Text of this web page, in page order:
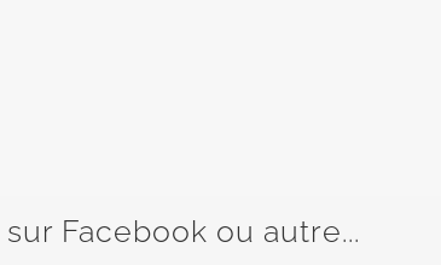
Facebook ou autre...